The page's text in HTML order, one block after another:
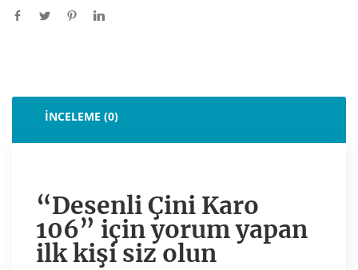
İNCELEME (0)
“Desenli Çini Karo
106” için yorum yapan
ilk kişi siz olun